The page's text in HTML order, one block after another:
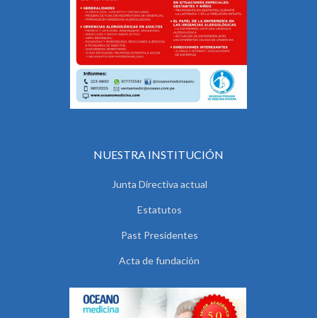
NUESTRA INSTITUCIÓN
Junta Directiva actual
Estatutos
Past Presidentes
Acta de fundación